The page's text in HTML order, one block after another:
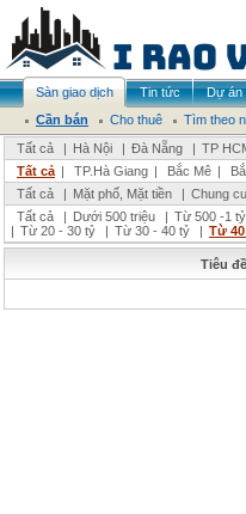
Sàn giao dịch Tin tức Dự án
Cần bán
Cho thuê
Tìm theo
Tất cả
| Hà Nội | Đà Nẵng | TP
Tất cả | TP.Hà Giang | Bắc Mê |
Tất cả
| Mặt phố, Mặt tiền | Chung
Tất cả
| Dưới 500 triệu | Từ 500 -1 tỷ
| Từ 20 - 30 tỷ | Từ 30 - 40 tỷ | Từ
Tiêu đề